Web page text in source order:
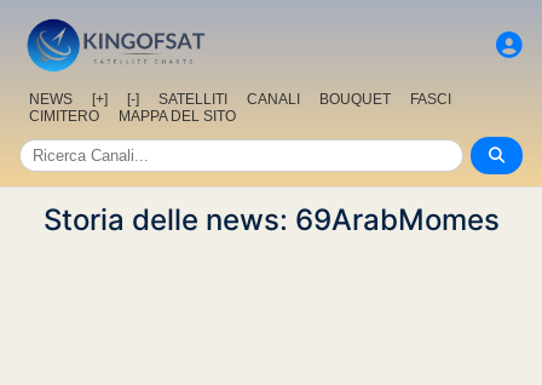
NEWS [+] [-] SATELLITI CANALI BOUQUET
FASCI
CIMITERO
MAPPA DEL SITO
Storia delle news: 69ArabMomes